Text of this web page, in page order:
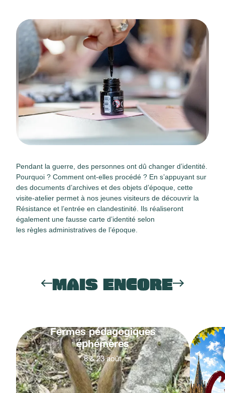
Pendant la guerre, des personnes ont dû changer d’identité.
Pourquoi ? Comment ont-elles procédé ? En s’appuyant sur
des documents d’archives et des objets d’époque, cette
visite-atelier permet à nos jeunes visiteurs de découvrir la
Résistance et l’entrée en clandestinité. Ils réaliseront
également une fausse carte d’identité selon
les règles administratives de l’époque.
MAIS ENCORE
Fermes pédagogiques
éphémères
8 & 23 août